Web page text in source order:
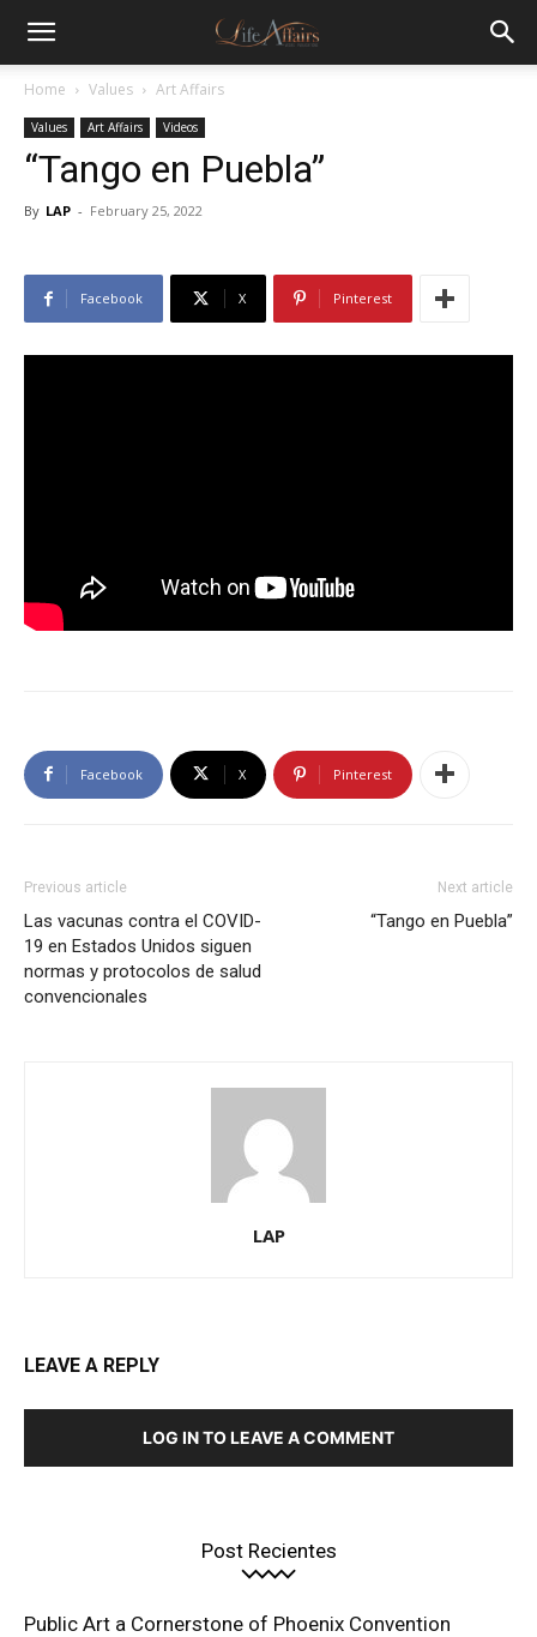
Home Values Art Affairs
Values Art Affairs Videos
“Tango en Puebla”
By LAP - February 25, 2022
Facebook X Pinterest
Facebook X Pinterest
Previous article
Las vacunas contra el COVID-
19 en Estados Unidos siguen
normas y protocolos de salud
convencionales
Next article
“Tango en Puebla”
LAP
LEAVE A REPLY
LOG IN TO LEAVE A COMMENT
Post Recientes
Public Art a Cornerstone of Phoenix Convention